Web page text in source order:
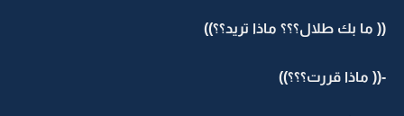
(( ما بك طلال؟؟؟ ماذا تريد؟؟))
-(( ماذا قررت؟؟؟))